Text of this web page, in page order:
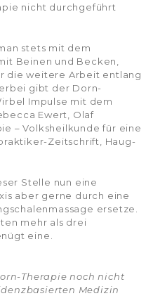
nicht durchgeführt
stets mit dem
Beinen und Becken,
die weitere Arbeit entlang
gibt der Dorn-
Impulse mit dem
Ewert, Olaf
– Volksheilkunde für eine
Zeitschrift, Haug-
Stelle nun eine
aber gerne durch eine
ersetze.
mehr als drei
eine.
Therapie noch nicht
Medizin